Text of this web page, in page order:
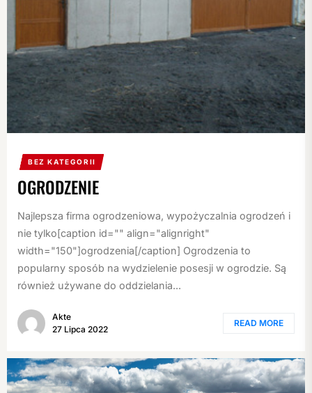
BEZ KATEGORII
OGRODZENIE
Najlepsza firma ogrodzeniowa, wypożyczalnia ogrodzeń i
nie tylko[caption id="" align="alignright"
width="150"]ogrodzenia[/caption] Ogrodzenia to
popularny sposób na wydzielenie posesji w ogrodzie. Są
również używane do oddzielania...
Akte
27 Lipca 2022
READ MORE